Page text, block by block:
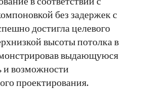
без задержек с
достигла целевого
высоты потолка в
выдающуюся
и возможности
проектирования.